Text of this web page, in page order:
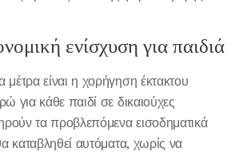
ενίσχυση για παιδιά
είναι η χορήγηση έκτακτου
για κάθε παιδί σε δικαιούχες
τα προβλεπόμενα εισοδηματικά
καταβληθεί αυτόματα, χωρίς να